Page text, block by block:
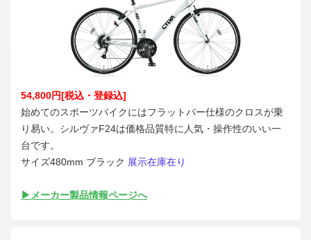
54,800円[税込・登録込]
始めてのスポーツバイクにはフラットバー仕様のクロスが乗
り易い。シルヴァF24は価格品質特に人気・操作性のいい一
台です。
サイズ480mm ブラック 展示在庫在り
▶メーカー製品情報ページへ